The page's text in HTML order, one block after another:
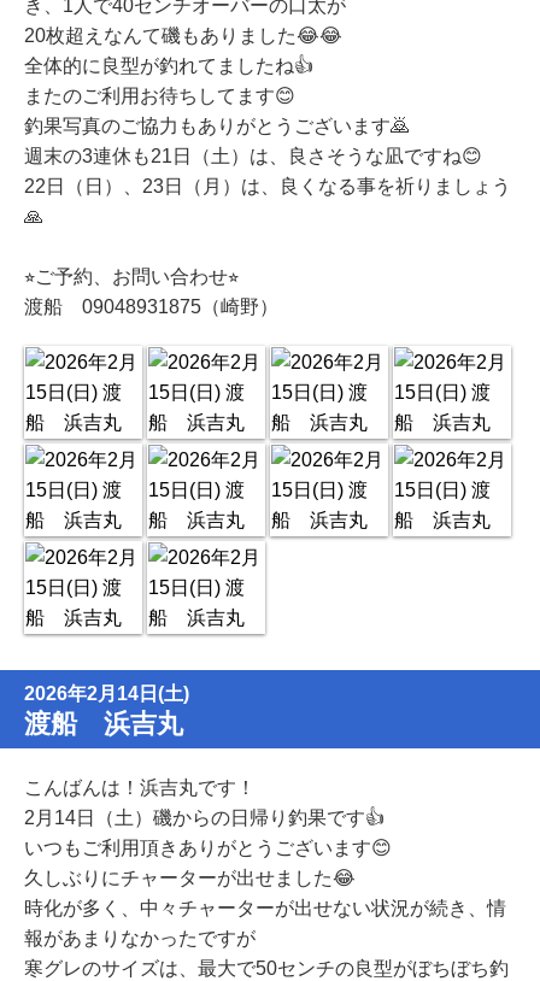
き、1人で40センチオーバーの口太が
20枚超えなんて磯もありました😂😂
全体的に良型が釣れてましたね👍
またのご利用お待ちしてます😊
釣果写真のご協力もありがとうございます🙇
週末の3連休も21日（土）は、良さそうな凪ですね😊
22日（日）、23日（月）は、良くなる事を祈りましょう
🙏
⭐︎ご予約、お問い合わせ⭐︎
渡船 09048931875（崎野）
2026年2月14日(土)
渡船 浜吉丸
こんばんは！浜吉丸です！
2月14日（土）磯からの日帰り釣果です👍
いつもご利用頂きありがとうございます😊
久しぶりにチャーターが出せました😂
時化が多く、中々チャーターが出せない状況が続き、情
報があまりなかったですが
寒グレのサイズは、最大で50センチの良型がぼちぼち釣